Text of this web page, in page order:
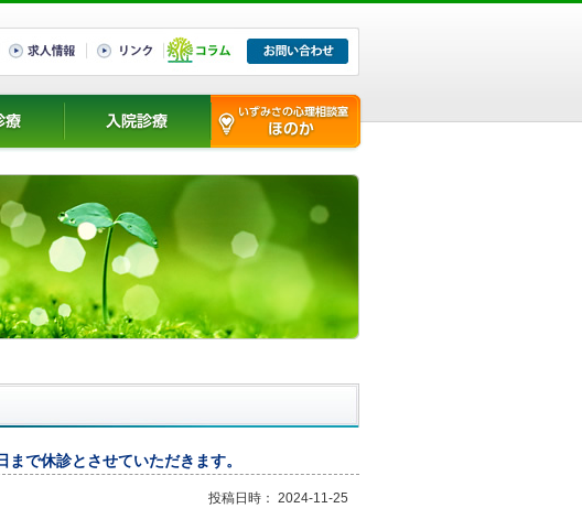
のか
で休診とさせていただきます。
投稿日時： 2024-11-25